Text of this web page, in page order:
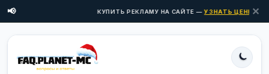
📢 КУПИТЬ РЕКЛАМУ НА САЙТЕ —УЗНАТЬ ЦЕНЫ ЗДЕСЬ
✕